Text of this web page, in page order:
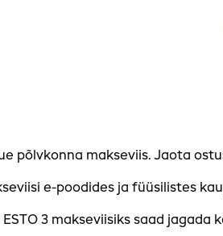
põlvkonna makseviis. Jaota
e-poodides ja füüsilistes
3 makseviisiks saad